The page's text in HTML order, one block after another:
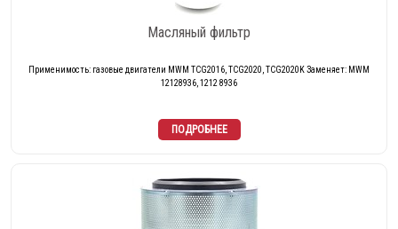
Масляный фильтр
Применимость: газовые двигатели MWM TCG2016, TCG2020, TCG2020K Заменяет: MWM
12128936, 1212 8936